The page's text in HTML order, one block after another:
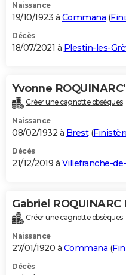
Naissance
19/10/1923 à Commana (
Décès
18/07/2021 à Plestin-les-
Yvonne
Créer une cagnotte obsèques
Naissance
08/02/1932 à Brest(
Décès
21/12/2019 à Villefranche-
Gabriel ROQUINARC
Créer une cagnotte obsèques
Naissance
27/01/1920 à Commana (
Décès